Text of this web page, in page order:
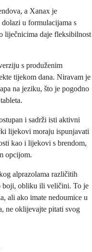
a Xanax je
u formulacijama s
liječnicima daje fleksibilnost
s produženim
tijekom dana. Niravam je
na jeziku, što je pogodno
i sadrži isti aktivni
lijekovi moraju ispunjavati
kao i lijekovi s brendom,
opcijom.
alprazolama različitih
boji, obliku ili veličini. To je
ali ako imate nedoumice u
ne oklijevajte pitati svog